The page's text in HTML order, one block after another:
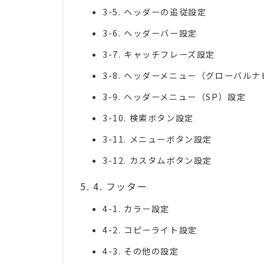
3-5. ヘッダーの追従設定
3-6. ヘッダーバー設定
3-7. キャッチフレーズ設定
3-8. ヘッダーメニュー（グローバルナ
3-9. ヘッダーメニュー（SP）設定
3-10. 検索ボタン設定
3-11. メニューボタン設定
3-12. カスタムボタン設定
4. フッター
4-1. カラー設定
4-2. コピーライト設定
4-3. その他の設定